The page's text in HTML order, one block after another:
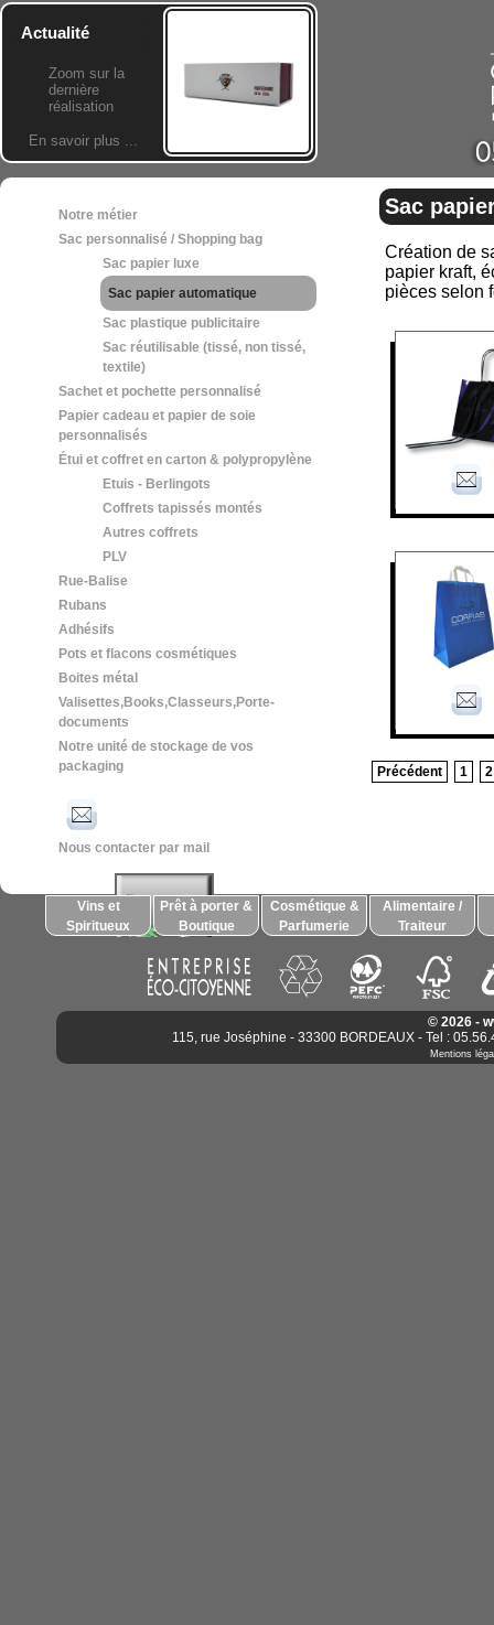
Actualité
Zoom sur la
dernière
réalisation
En savoir plus ...
Notre métier
Sac personnalisé / Shopping bag
Sac papier luxe
Sac papier automatique
Sac plastique publicitaire
Sac réutilisable (tissé, non tissé,
textile)
Sachet et pochette personnalisé
Papier cadeau et papier de soie
personnalisés
Étui et coffret en carton & polypropylène
Etuis - Berlingots
Coffrets tapissés montés
Autres coffrets
PLV
Rue-Balise
Rubans
Adhésifs
Pots et flacons cosmétiques
Boites métal
Valisettes,Books,Classeurs,Porte-
documents
Notre unité de stockage de vos
packaging
Nous contacter par mail
Sac
Création de
papier kraft,
pièces selon
Précédent 1 2
Vins et
Spiritueux
Prêt à porter &
Boutique
Cosmétique &
Parfumerie
Alimentaire /
Traiteur
© 2026 -
115, rue Joséphine - 33300 BORDEAUX - Tel :
Mentions